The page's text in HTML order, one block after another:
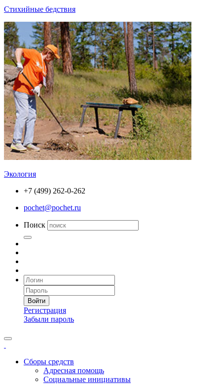
Стихийные бедствия
Экология
+7 (499) 262-0-262
pochet@pochet.ru
Поиск
Войти
Регистрация
Забыли пароль
Сборы средств
Адресная помощь
Социальные инициативы